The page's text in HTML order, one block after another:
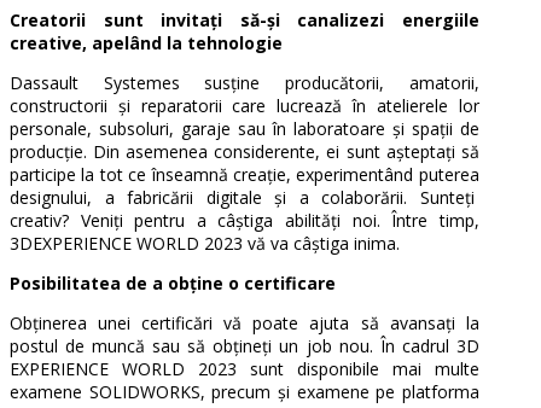
Creatorii sunt invitați să-și canalizezi energiile
creative, apelând la tehnologie
Dassault Systemes susține producătorii, amatorii,
constructorii și reparatorii care lucrează în atelierele lor
personale, subsoluri, garaje sau în laboratoare și spații de
producție. Din asemenea considerente, ei sunt așteptați să
participe la tot ce înseamnă creație, experimentând puterea
designului, a fabricării digitale și a colaborării. Sunteți
creativ? Veniți pentru a câștiga abilități noi. Între timp,
3DEXPERIENCE WORLD 2023 vă va câștiga inima.
Posibilitatea de a obține o certificare
Obținerea unei certificări vă poate ajuta să avansați la
postul de muncă sau să obțineți un job nou. În cadrul 3D
EXPERIENCE WORLD 2023 sunt disponibile mai multe
examene SOLIDWORKS, precum și examene pe platforma